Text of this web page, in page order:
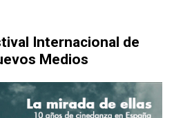
Internacional de
Medios